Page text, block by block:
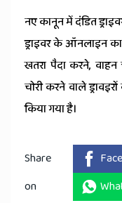
नए कानून में दंडित
ड्राइवर के ऑनलाइन
खतरा पैदा करने, वाहन
चोरी करने वाले
किया गया है।
Share
on